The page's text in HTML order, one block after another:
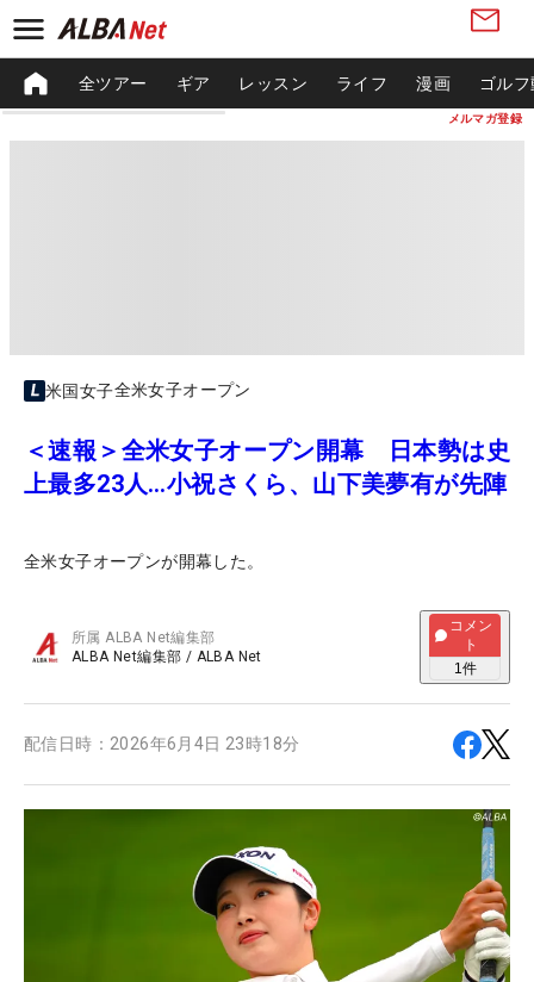
メルマガ登録
全ツアー ギア レッスン ライフ 漫画 ゴル
米国女子全米女子オープン
＜速報＞全米女子オープン開幕 日本勢は史
上最多23人…小祝さくら、山下美夢有が先陣
全米女子オープンが開幕した。
所属ALBA Net編集部
ALBA Net編集部 / ALBA Net
コメン
ト
1件
配信日時： 2026年6月4日 23時18分